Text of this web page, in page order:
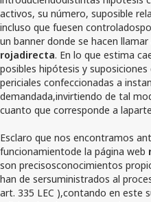
activos, su número, suposible
incluso que fuesen
un banner donde se hacen
rojadirecta. En lo que estima
posibles hipótesis y
periciales confeccionadas a
demandada,invirtiendo de tal
cuanto que corresponde a
Esclaro que nos encontramos
funcionamientode la página web
son precisosconocimientos
han de sersuministrados al
art. 335 LEC ),contando en este